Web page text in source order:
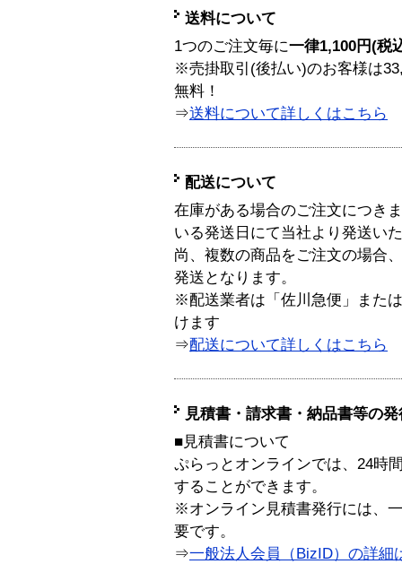
送料について
1つのご注文毎に一律1,100円(税
※売掛取引(後払い)のお客様は
無料！
⇒送料について詳しくはこちら
配送について
在庫がある場合のご注文につき
いる発送日にて当社より発送い
尚、複数の商品をご注文の場合
発送となります。
※配送業者は「佐川急便」また
けます
⇒配送について詳しくはこちら
見積書・請求書・納品書等の
■見積書について
ぷらっとオンラインでは、24時
することができます。
※オンライン見積書発行には、
要です。
⇒一般法人会員（BizID）の詳細